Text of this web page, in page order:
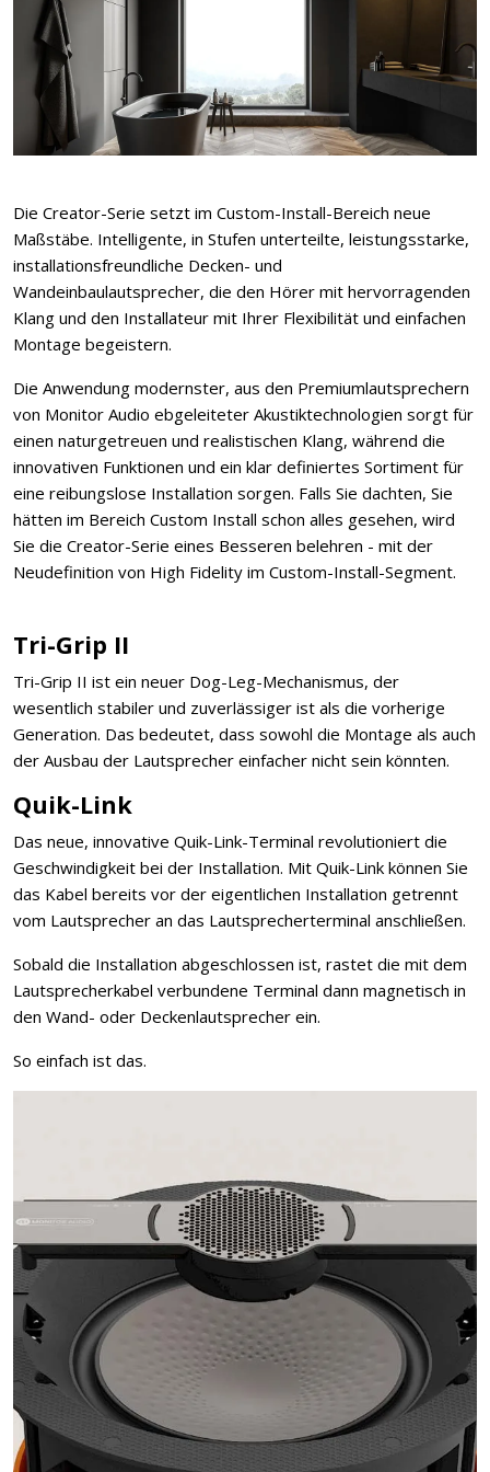
Die Creator-Serie setzt im Custom-Install-Bereich neue
Maßstäbe. Intelligente, in Stufen unterteilte, leistungsstarke,
installationsfreundliche Decken- und
Wandeinbaulautsprecher, die den Hörer mit hervorragenden
Klang und den Installateur mit Ihrer Flexibilität und einfachen
Montage begeistern.
Die Anwendung modernster, aus den Premiumlautsprechern
von Monitor Audio ebgeleiteter Akustiktechnologien sorgt für
einen naturgetreuen und realistischen Klang, während die
innovativen Funktionen und ein klar definiertes Sortiment für
eine reibungslose Installation sorgen. Falls Sie dachten, Sie
hätten im Bereich Custom Install schon alles gesehen, wird
Sie die Creator-Serie eines Besseren belehren - mit der
Neudefinition von High Fidelity im Custom-Install-Segment.
Tri-Grip II
Tri-Grip II ist ein neuer Dog-Leg-Mechanismus, der
wesentlich stabiler und zuverlässiger ist als die vorherige
Generation. Das bedeutet, dass sowohl die Montage als auch
der Ausbau der Lautsprecher einfacher nicht sein könnten.
Quik-Link
Das neue, innovative Quik-Link-Terminal revolutioniert die
Geschwindigkeit bei der Installation. Mit Quik-Link können Sie
das Kabel bereits vor der eigentlichen Installation getrennt
vom Lautsprecher an das Lautsprecherterminal anschließen.
Sobald die Installation abgeschlossen ist, rastet die mit dem
Lautsprecherkabel verbundene Terminal dann magnetisch in
den Wand- oder Deckenlautsprecher ein.
So einfach ist das.